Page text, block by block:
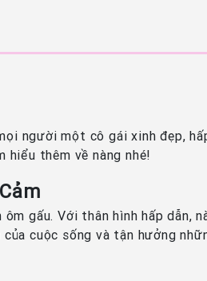
người một cô gái xinh đẹp,
hiểu thêm về nàng nhé!
gấu. Với thân hình hấp dẫn,
cuộc sống và tận hưởng